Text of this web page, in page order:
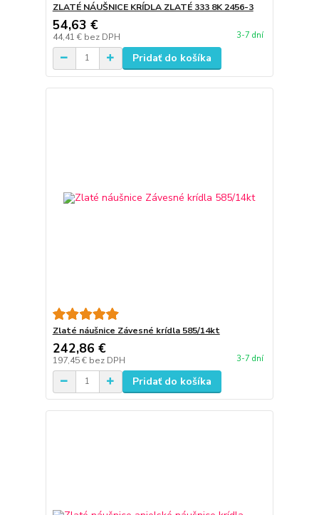
ZLATÉ NÁUŠNICE KRÍDLA ZLATÉ 333 8K 2456-3
54,63 €
44,41 € bez DPH 3-7 dní
Pridať do košíka
Zlaté náušnice Závesné krídla 585/14kt
242,86 €
197,45 € bez DPH 3-7 dní
Pridať do košíka